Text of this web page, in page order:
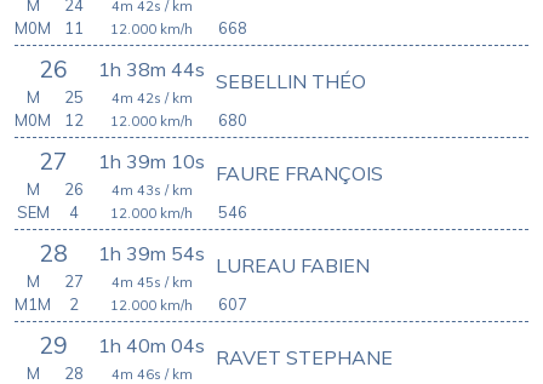
668
4m 42s / km
12.000 km/h
M
24
M0M
11
26 1h 38m 44s
680
SEBELLIN THÉO
4m 42s / km
12.000 km/h
M
25
M0M
12
27 1h 39m 10s
546
FAURE FRANÇOIS
4m 43s / km
12.000 km/h
M
26
SEM
4
28 1h 39m 54s
607
LUREAU FABIEN
4m 45s / km
12.000 km/h
M
27
M1M
2
29 1h 40m 04s RAVET STEPHANE
4m 46s / km
M
28